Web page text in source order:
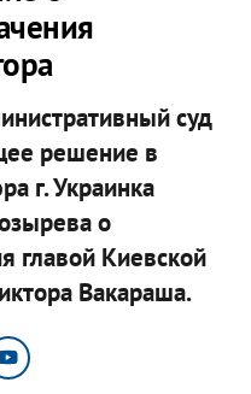
суд
решение в
г. Украинка
о
главой Киевской
Вакараша.